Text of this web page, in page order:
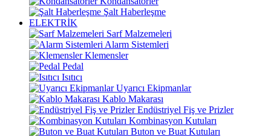
Şalt Haberleşme
ELEKTRİK
Sarf Malzemeleri
Alarm Sistemleri
Klemensler
Pedal
Isıtıcı
Uyarıcı Ekipmanlar
Kablo Makarası
Endüstriyel Fiş ve Prizler
Kombinasyon Kutuları
Buton ve Buat Kutuları